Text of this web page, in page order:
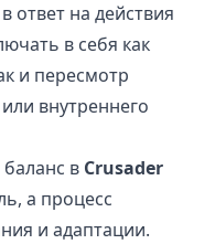
ответ на действия
в себя как
и пересмотр
внутреннего
в Crusader
а процесс
и адаптации.